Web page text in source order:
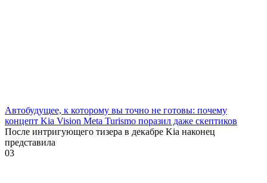
Автобудущее, к которому вы точно не готовы: почему
концепт Kia Vision Meta Turismo поразил даже скептиков
После интригующего тизера в декабре Kia наконец
представила
03